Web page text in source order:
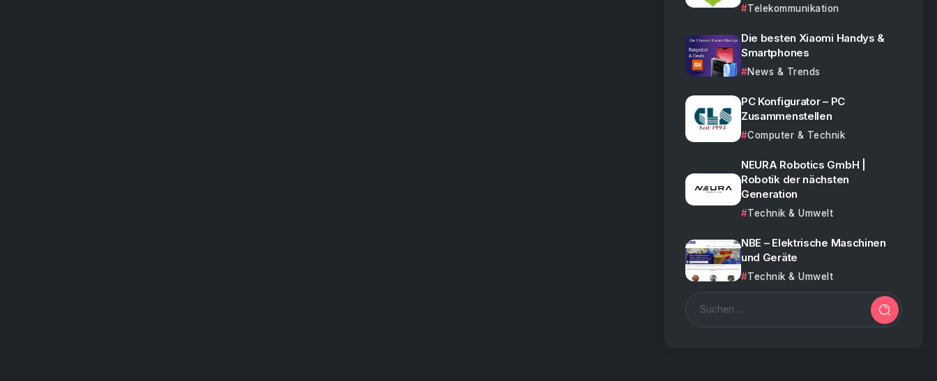
Telekommunikation
Die besten Xiaomi Handys &
Smartphones
News & Trends
PC Konfigurator – PC
Zusammenstellen
Computer & Technik
NEURA Robotics GmbH |
Robotik der nächsten
Generation
Technik & Umwelt
NBE – Elektrische Maschinen
und Geräte
Technik & Umwelt